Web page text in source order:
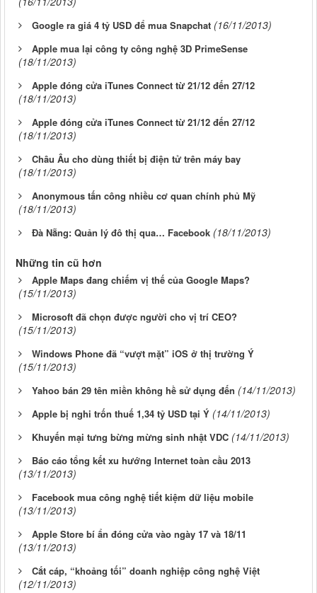
Google ra giá 4 tỷ USD để mua Snapchat (16/11/2013)
Apple mua lại công ty công nghệ 3D PrimeSense
(18/11/2013)
Apple đóng cửa iTunes Connect từ 21/12 đến 27/12
(18/11/2013)
Apple đóng cửa iTunes Connect từ 21/12 đến 27/12
(18/11/2013)
Châu Âu cho dùng thiết bị điện tử trên máy bay
(18/11/2013)
Anonymous tấn công nhiều cơ quan chính phủ Mỹ
(18/11/2013)
Đà Nẵng: Quản lý đô thị qua… Facebook (18/11/2013)
Những tin cũ hơn
Apple Maps đang chiếm vị thế của Google Maps?
(15/11/2013)
Microsoft đã chọn được người cho vị trí CEO?
(15/11/2013)
Windows Phone đã “vượt mặt” iOS ở thị trường Ý
(15/11/2013)
Yahoo bán 29 tên miền không hề sử dụng đến (14/11/2013)
Apple bị nghi trốn thuế 1,34 tỷ USD tại Ý (14/11/2013)
Khuyến mại tưng bừng mừng sinh nhật VDC (14/11/2013)
Báo cáo tổng kết xu hướng Internet toàn cầu 2013
(13/11/2013)
Facebook mua công nghệ tiết kiệm dữ liệu mobile
(13/11/2013)
Apple Store bí ẩn đóng cửa vào ngày 17 và 18/11
(13/11/2013)
Cắt cáp, “khoảng tối” doanh nghiệp công nghệ Việt
(12/11/2013)